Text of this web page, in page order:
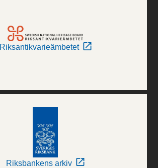
Riksantikvarieämbetet
Riksbankens arkiv